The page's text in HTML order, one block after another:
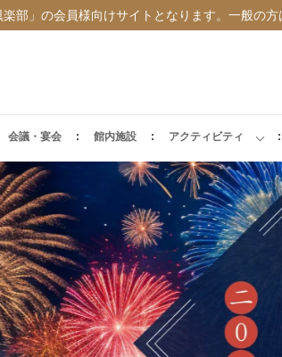
部」の会員様向けサイトとなります。一般の方
会議・宴会 館内施設 アクティビティ